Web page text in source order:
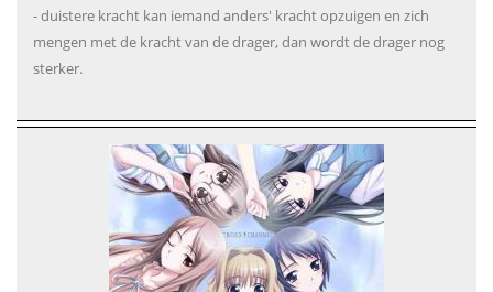
- duistere kracht kan iemand anders' kracht opzuigen en zich
mengen met de kracht van de drager, dan wordt de drager nog
sterker.